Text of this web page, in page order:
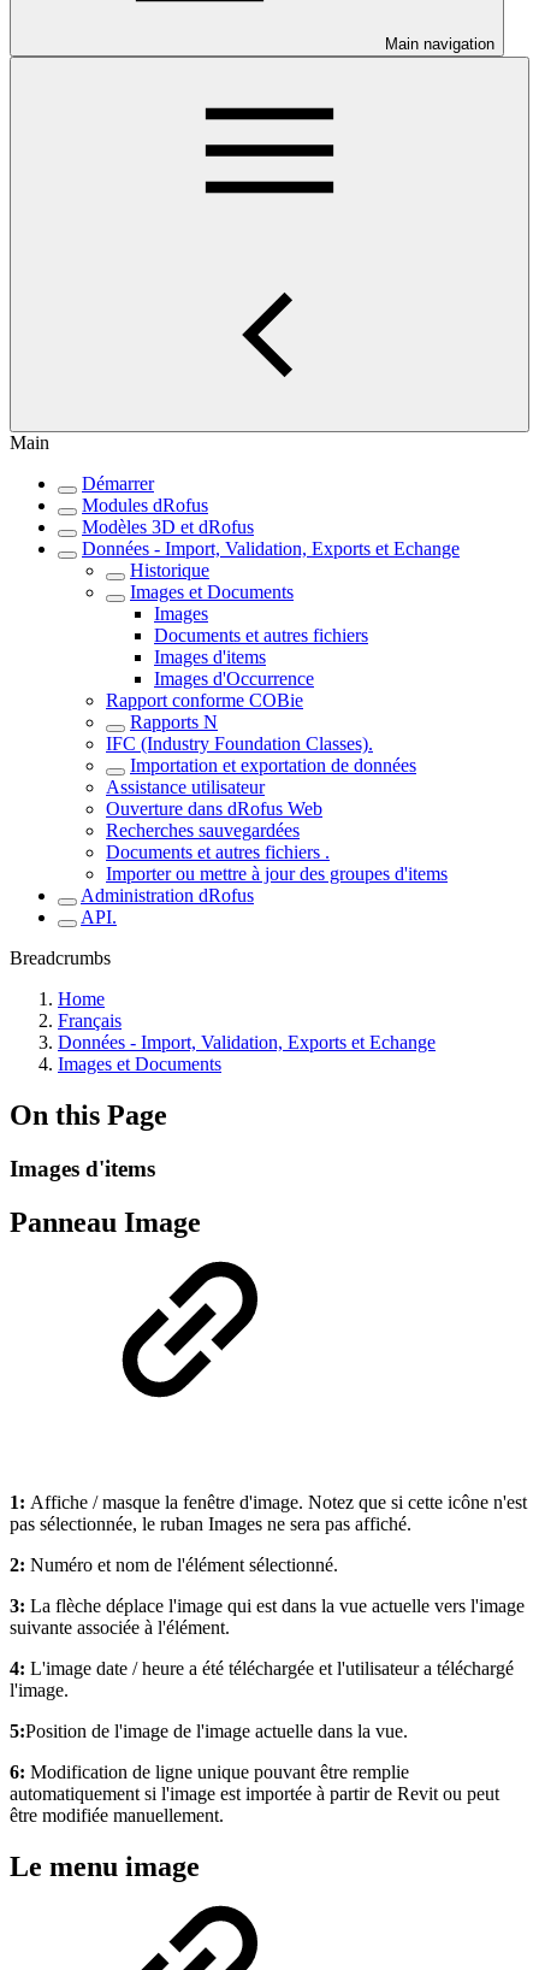
Main navigation
Main
Démarrer
Modules dRofus
Modèles 3D et dRofus
Données - Import, Validation, Exports et Echange
Historique
Images et Documents
Images
Documents et autres fichiers
Images d'items
Images d'Occurrence
Rapport conforme COBie
Rapports N
IFC (Industry Foundation Classes).
Importation et exportation de données
Assistance utilisateur
Ouverture dans dRofus Web
Recherches sauvegardées
Documents et autres fichiers .
Importer ou mettre à jour des groupes d'items
Administration dRofus
API.
Breadcrumbs
Home
Français
Données - Import, Validation, Exports et Echange
Images et Documents
On this Page
Images d'items
Panneau Image
1: Affiche / masque la fenêtre d'image. Notez que si cette icône n'est
pas sélectionnée, le ruban Images ne sera pas affiché.
2: Numéro et nom de l'élément sélectionné.
3: La flèche déplace l'image qui est dans la vue actuelle vers l'image
suivante associée à l'élément.
4: L'image date / heure a été téléchargée et l'utilisateur a téléchargé
l'image.
5:Position de l'image de l'image actuelle dans la vue.
6: Modification de ligne unique pouvant être remplie
automatiquement si l'image est importée à partir de Revit ou peut
être modifiée manuellement.
Le menu image